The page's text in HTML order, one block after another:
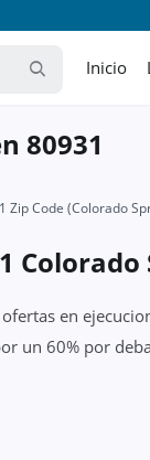
Inicio
80931
Zip Code (Colorado
Colorado
en
un 60% por